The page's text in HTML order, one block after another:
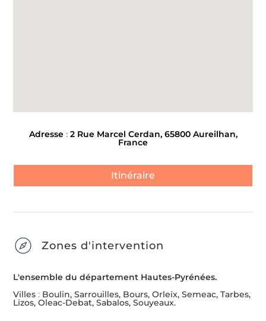
Adresse: 2 Rue Marcel Cerdan, 65800 Aureilhan,
France
Itinéraire
Zones d'intervention
L'ensemble du département Hautes-Pyrénées.
Villes : Boulin, Sarrouilles, Bours, Orleix, Semeac, Tarbes,
Lizos, Oleac-Debat, Sabalos, Souyeaux.